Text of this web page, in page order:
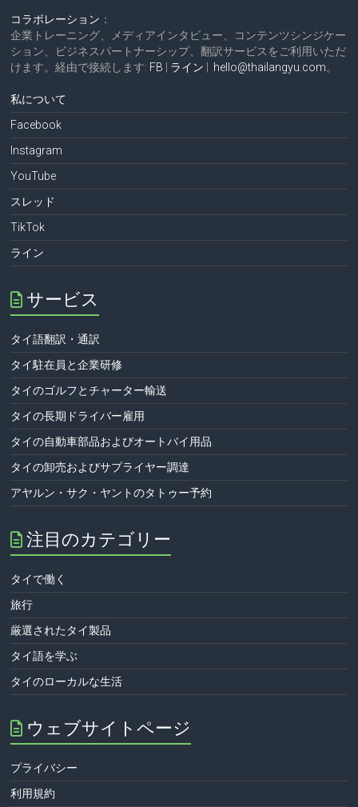
コラボレーション ：
企業トレーニング、メディアインタビュー、コンテンツシンジケー
ション、ビジネスパートナーシップ、翻訳サービスをご利用いただ
けます。経由で接続します: FB ライン hello@thailangyu.com。
私について
Facebook
Instagram
YouTube
スレッド
TikTok
ライン
サービス
タイ語翻訳・通訳
タイ駐在員と企業研修
タイのゴルフとチャーター輸送
タイの長期ドライバー雇用
タイの自動車部品およびオートバイ用品
タイの卸売およびサプライヤー調達
アヤルン・サク・ヤントのタトゥー予約
注目のカテゴリー
タイで働く
旅行
厳選されたタイ製品
タイ語を学ぶ
タイのローカルな生活
ウェブサイトページ
プライバシー
利用規約